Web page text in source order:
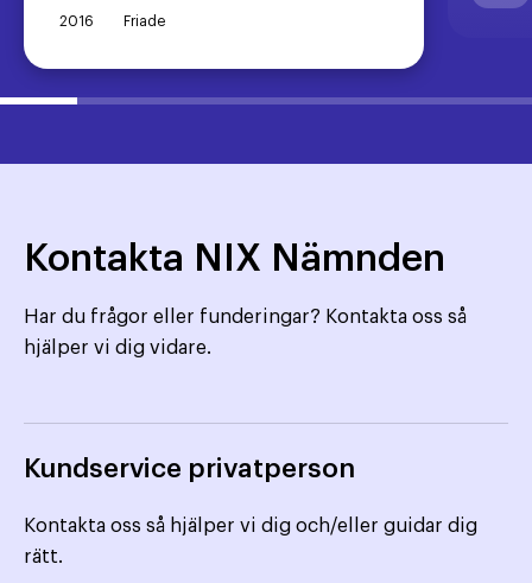
2016 Friade
Kontakta NIX Nämnden
Har du frågor eller funderingar? Kontakta oss så
hjälper vi dig vidare.
Kundservice privatperson
Kontakta oss så hjälper vi dig och/eller guidar dig
rätt.